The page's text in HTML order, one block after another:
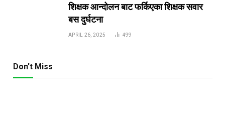
शिक्षक आन्दोलन बाट फर्किएका शिक्षक सवार
बस दुर्घटना
APRIL 26, 2025 499
Don't Miss